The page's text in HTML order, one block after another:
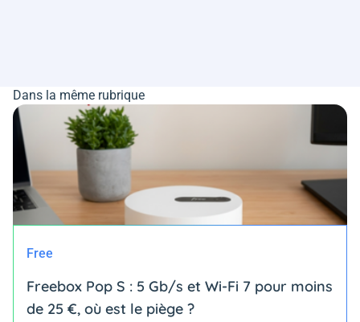
Dans la même rubrique
Free
Freebox Pop S : 5 Gb/s et Wi-Fi 7 pour moins
de 25 €, où est le piège ?